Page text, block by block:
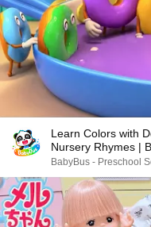
Learn Colors with
Nursery Rhymes |
BabyBus - Preschool